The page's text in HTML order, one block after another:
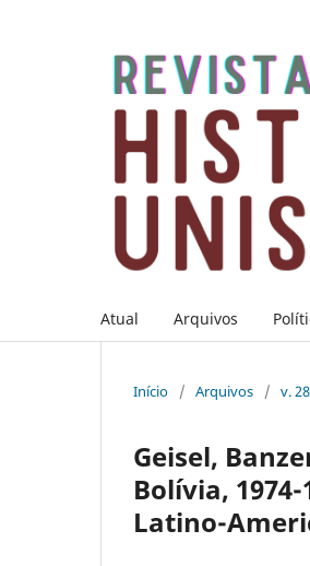
Atual Arquivos
Início / Arquivos / v.
Geisel,
Bolívia,
Latino-